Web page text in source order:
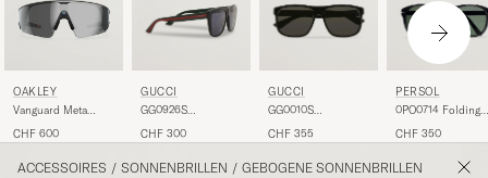
OAKLEY
Vanguard Meta
Black
CHF 600
GUCCI
GG0926S
Black/Green
CHF 300
GUCCI
GG0010S
CHF 355
PERSOL
0PO0714 Folding
Black/Crystal
CHF 350
ACCESSOIRES / SONNENBRILLEN / GEBOGENE SONNENBRILLEN